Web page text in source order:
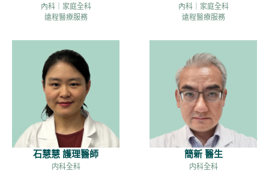
內科｜家庭全科
遠程醫療服務
內科｜家庭全科
遠程醫療服務
石慧慧 護理醫師
内科全科
簡新 醫生
内科全科